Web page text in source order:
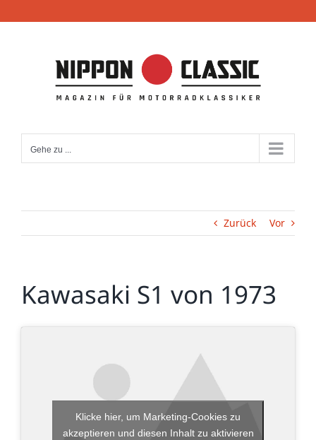
Inhalt
Gehe zu ...
Zurück Vor
Kawasaki S1 von 1973
Klicke hier, um Marketing-Cookies zu
akzeptieren und diesen Inhalt zu aktivieren